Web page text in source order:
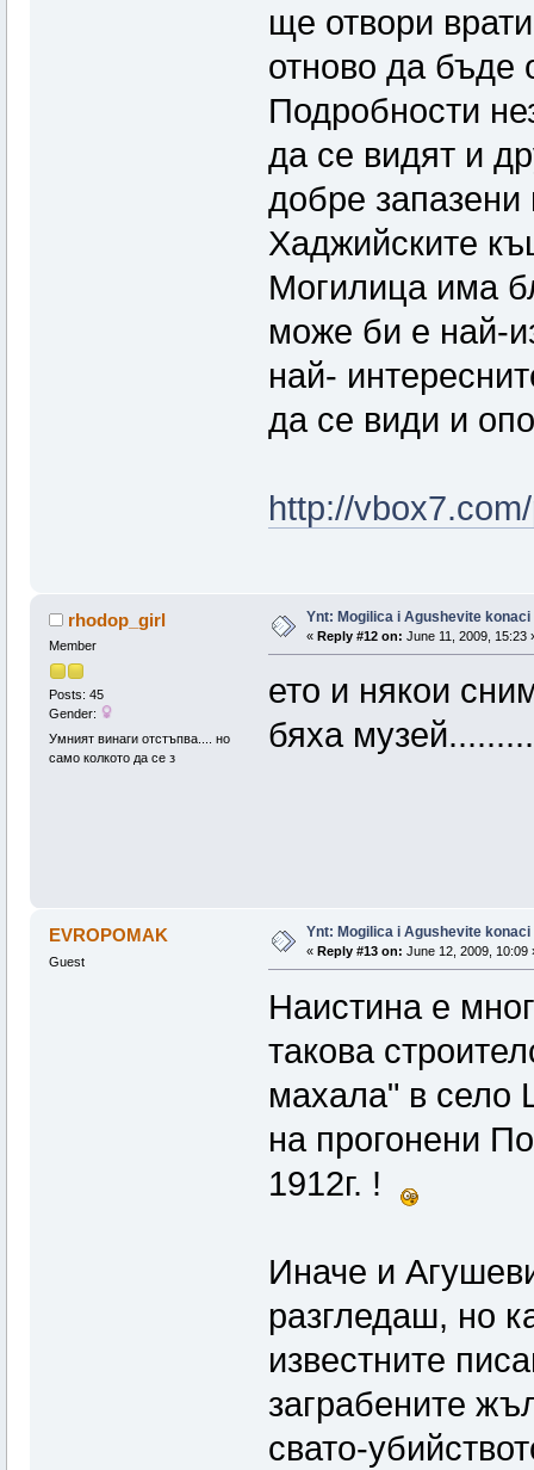
ще отвори
отново да бъде
Подробности
да се видят и
добре запазени
Хаджийските
Могилица има
може би е най-
най-
да се види и
http://
rhodop_girl
Member
Posts: 45
Gender:
Умният винаги отстъпва.... но
само колкото да се з
Ynt: Mogilica i Agushevite konaci
« Reply #12 on: June 11, 2009, 15:23
ето и някои
бяха музей.........
EVROPOMAK
Guest
Ynt: Mogilica i Agushevite konaci
« Reply #13 on: June 12, 2009, 10:09
Наистина е
такова
махала" в село
на прогонени
1912г. !
Иначе и
разгледаш, но
известните
заграбените
свато-